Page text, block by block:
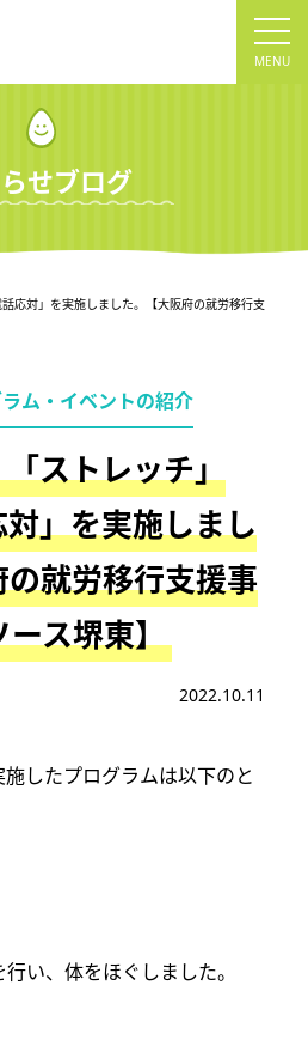
せブログ
応対」を実施しました。【大阪府の就労移行支
ム・イベントの紹介
ストレッチ」
対」を実施しまし
就労移行支援事
ース堺東】
2022.10.11
したプログラムは以下のと
い、体をほぐしました。